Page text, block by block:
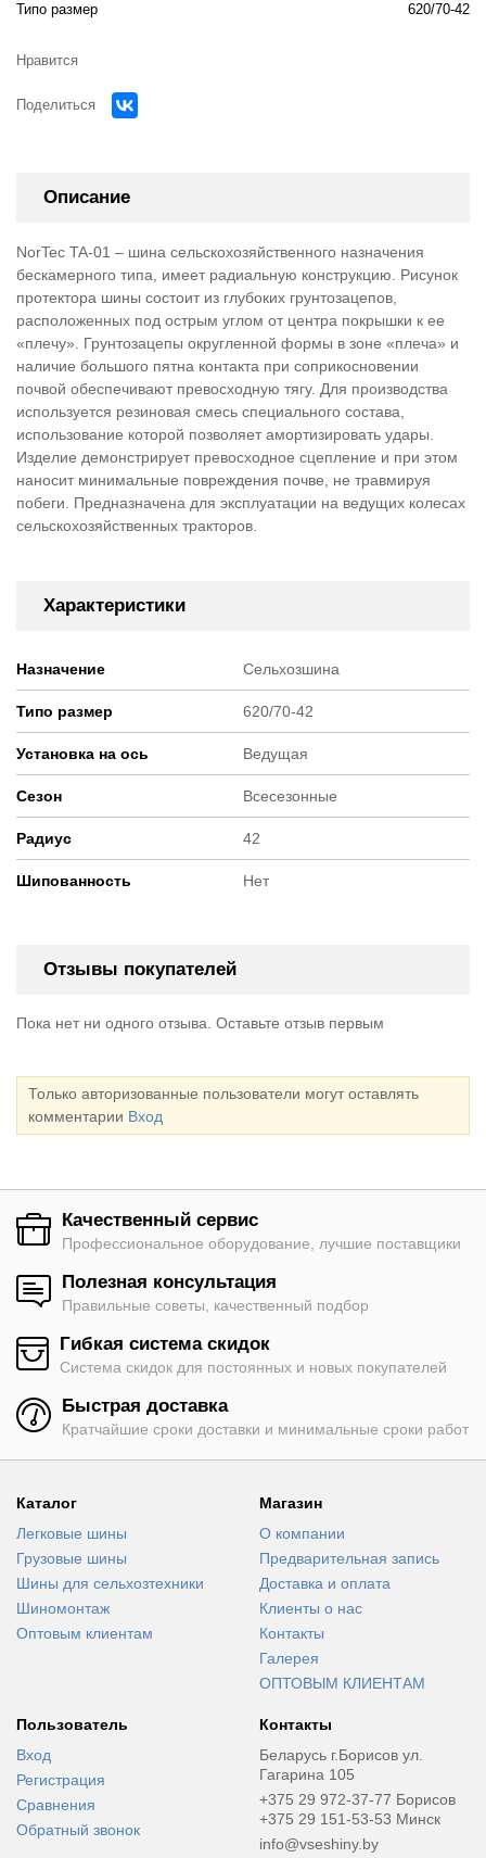
Типо размер 620/70-42
Нравится
Поделиться
Описание
NorTec TA-01 – шина сельскохозяйственного назначения
бескамерного типа, имеет радиальную конструкцию. Рисунок
протектора шины состоит из глубоких грунтозацепов,
расположенных под острым углом от центра покрышки к ее
«плечу». Грунтозацепы округленной формы в зоне «плеча» и
наличие большого пятна контакта при соприкосновении
почвой обеспечивают превосходную тягу. Для производства
используется резиновая смесь специального состава,
использование которой позволяет амортизировать удары.
Изделие демонстрирует превосходное сцепление и при этом
наносит минимальные повреждения почве, не травмируя
побеги. Предназначена для эксплуатации на ведущих колесах
сельскохозяйственных тракторов.
Характеристики
Назначение Сельхозшина
Типо размер 620/70-42
Установка на ось Ведущая
Сезон Всесезонные
Радиус 42
Шипованность Нет
Отзывы покупателей
Пока нет ни одного отзыва. Оставьте отзыв первым
Только авторизованные пользователи могут оставлять
комментарии Вход
Качественный сервис
Профессиональное оборудование, лучшие поставщики
Полезная консультация
Правильные советы, качественный подбор
Гибкая система скидок
Система скидок для постоянных и новых покупателей
Быстрая доставка
Кратчайшие сроки доставки и минимальные сроки работ
Каталог
Легковые шины
Грузовые шины
Шины для сельхозтехники
Шиномонтаж
Оптовым клиентам
Магазин
О компании
Предварительная запись
Доставка и оплата
Клиенты о нас
Контакты
Галерея
ОПТОВЫМ КЛИЕНТАМ
Пользователь
Вход
Регистрация
Сравнения
Обратный звонок
Контакты
Беларусь г.Борисов ул.
Гагарина 105
+375 29 972-37-77 Борисов
+375 29 151-53-53 Минск
info@vseshiny.by